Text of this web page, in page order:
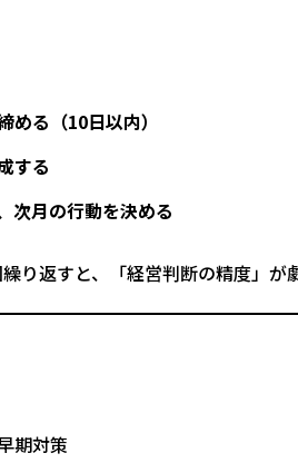
める（10日以内）
する
次月の行動を決める
り返すと、「経営判断の精度」が
期対策